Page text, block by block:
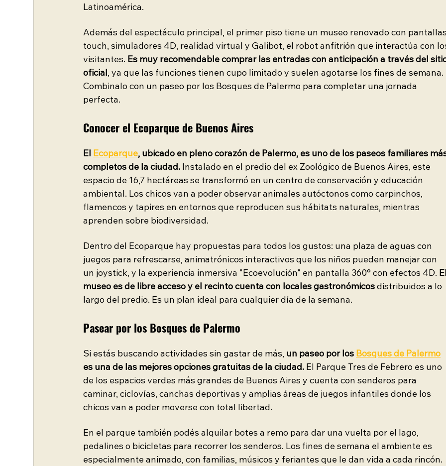
Latinoamérica.
Además del espectáculo principal, el primer piso tiene un museo renovado con pantallas
touch, simuladores 4D, realidad virtual y Galibot, el robot anfitrión que interactúa con
visitantes. Es muy recomendable comprar las entradas con anticipación a través del
oficial, ya que las funciones tienen cupo limitado y suelen agotarse los fines de semana.
Combinalo con un paseo por los Bosques de Palermo para completar una jornada
perfecta.
Conocer el Ecoparque de Buenos Aires
El Ecoparque, ubicado en pleno corazón de Palermo, es uno de los paseos familiares
completos de la ciudad. Instalado en el predio del ex Zoológico de Buenos Aires, este
espacio de 16,7 hectáreas se transformó en un centro de conservación y educación
ambiental. Los chicos van a poder observar animales autóctonos como carpinchos,
flamencos y tapires en entornos que reproducen sus hábitats naturales, mientras
aprenden sobre biodiversidad.
Dentro del Ecoparque hay propuestas para todos los gustos: una plaza de aguas con
juegos para refrescarse, animatrónicos interactivos que los niños pueden manejar con
un joystick, y la experiencia inmersiva "Ecoevolución" en pantalla 360° con efectos 4D. El
museo es de libre acceso y el recinto cuenta con locales gastronómicos distribuidos a lo
largo del predio. Es un plan ideal para cualquier día de la semana.
Pasear por los Bosques de Palermo
Si estás buscando actividades sin gastar de más, un paseo por los Bosques de Palermo
es una de las mejores opciones gratuitas de la ciudad. El Parque Tres de Febrero es uno
de los espacios verdes más grandes de Buenos Aires y cuenta con senderos para
caminar, ciclovías, canchas deportivas y amplias áreas de juegos infantiles donde los
chicos van a poder moverse con total libertad.
En el parque también podés alquilar botes a remo para dar una vuelta por el lago,
pedalines o bicicletas para recorrer los senderos. Los fines de semana el ambiente es
especialmente animado, con familias, músicos y feriantes que le dan vida a cada rincón.